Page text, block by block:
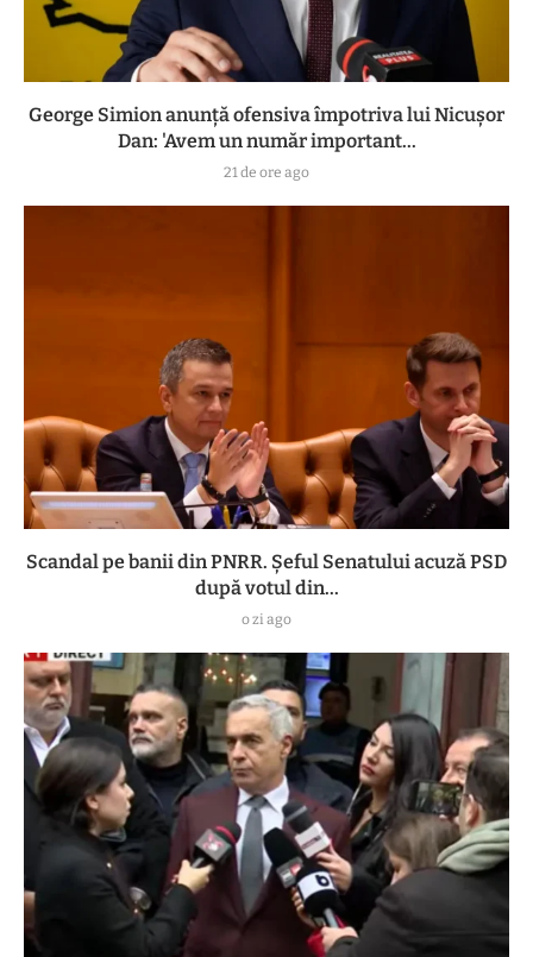
George Simion anunță ofensiva împotriva lui Nicușor
Dan: 'Avem un număr important...
21 de ore ago
Scandal pe banii din PNRR. Șeful Senatului acuză PSD
după votul din...
o zi ago